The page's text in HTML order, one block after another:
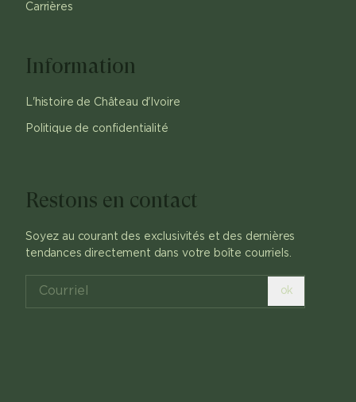
Carrières
Information
L'histoire de Château d'Ivoire
Politique de confidentialité
Restons en contact
Soyez au courant des exclusivités et des dernières
tendances directement dans votre boîte courriels.
ok